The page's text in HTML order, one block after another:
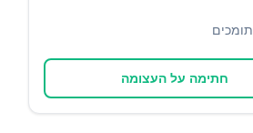
תומכים
חתימה על העצומה